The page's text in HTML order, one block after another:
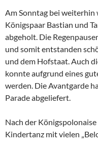
Am Sonntag bei
Königspaar Bastian und
abgeholt. Die
und somit entstanden
und dem Hofstaat. Auch
konnte aufgrund eines
werden. Die Avantgarde
Parade abgeliefert.
Nach der
Kindertanz mit vielen